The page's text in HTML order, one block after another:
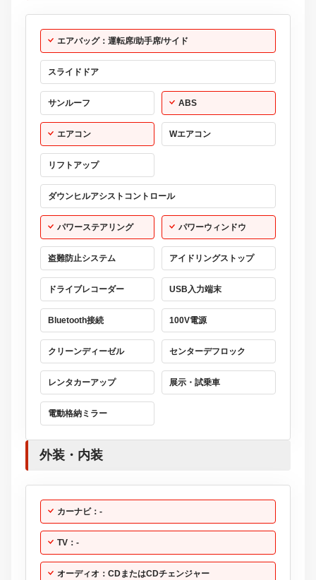
エアバッグ：運転席/助手席/サイド
スライドドア
サンルーフ ABS
エアコン Wエアコン
リフトアップ
ダウンヒルアシストコントロール
パワーステアリング パワーウィンドウ
盗難防止システム アイドリングストップ
ドライブレコーダー USB入力端末
Bluetooth接続 100V電源
クリーンディーゼル センターデフロック
レンタカーアップ 展示・試乗車
電動格納ミラー
外装・内装
カーナビ：-
TV：-
オーディオ：CDまたはCDチェンジャー